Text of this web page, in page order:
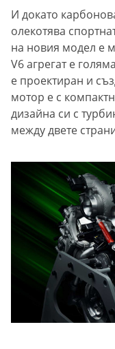
И докато
олекотява
на новия модел е
V6 агрегат е
е проектиран и
мотор е с
дизайна си с
между двете